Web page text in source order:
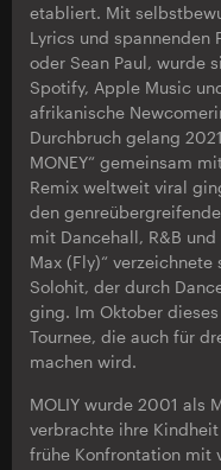
etabliert. Mit
Lyrics und spannenden
oder Sean Paul, wurde
Spotify, Apple Music
afrikanische
Durchbruch gelang
MONEY“ gemeinsam
Remix weltweit viral
den
mit Dancehall, R&B
Max (Fly)“
Solohit, der durch
ging. Im Oktober
Tournee, die auch für
machen wird.
MOLIY wurde 2001 als
verbrachte ihre
frühe Konfrontation mit